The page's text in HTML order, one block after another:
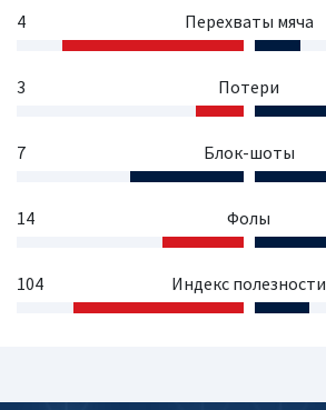
4 Перехваты мяча
3 Потери
7 Блок-шоты
14 Фолы
104 Индекс полезности